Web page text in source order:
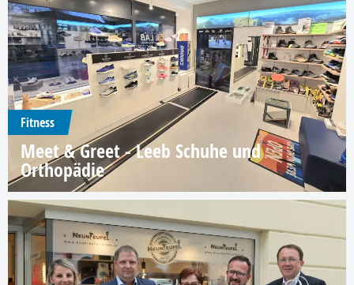
Fitness
Meet & Greet - Leeb Schuhe und
Orthopädie